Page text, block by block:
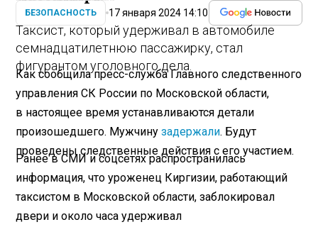
БЕЗОПАСНОСТЬ 17 января 2024 14:10
Таксист, который удерживал в автомобиле
семнадцатилетнюю пассажирку, стал
фигурантом уголовного дела.
Как сообщила пресс-служба Главного следственного
управления СК России по Московской области,
в настоящее время устанавливаются детали
произошедшего. Мужчинузадержали. Будут
проведены следственные действия с его участием.
Ранее в СМИ и соцсетях распространилась
информация, что уроженец Киргизии, работающий
таксистом в Московской области, заблокировал
двери и около часа удерживал